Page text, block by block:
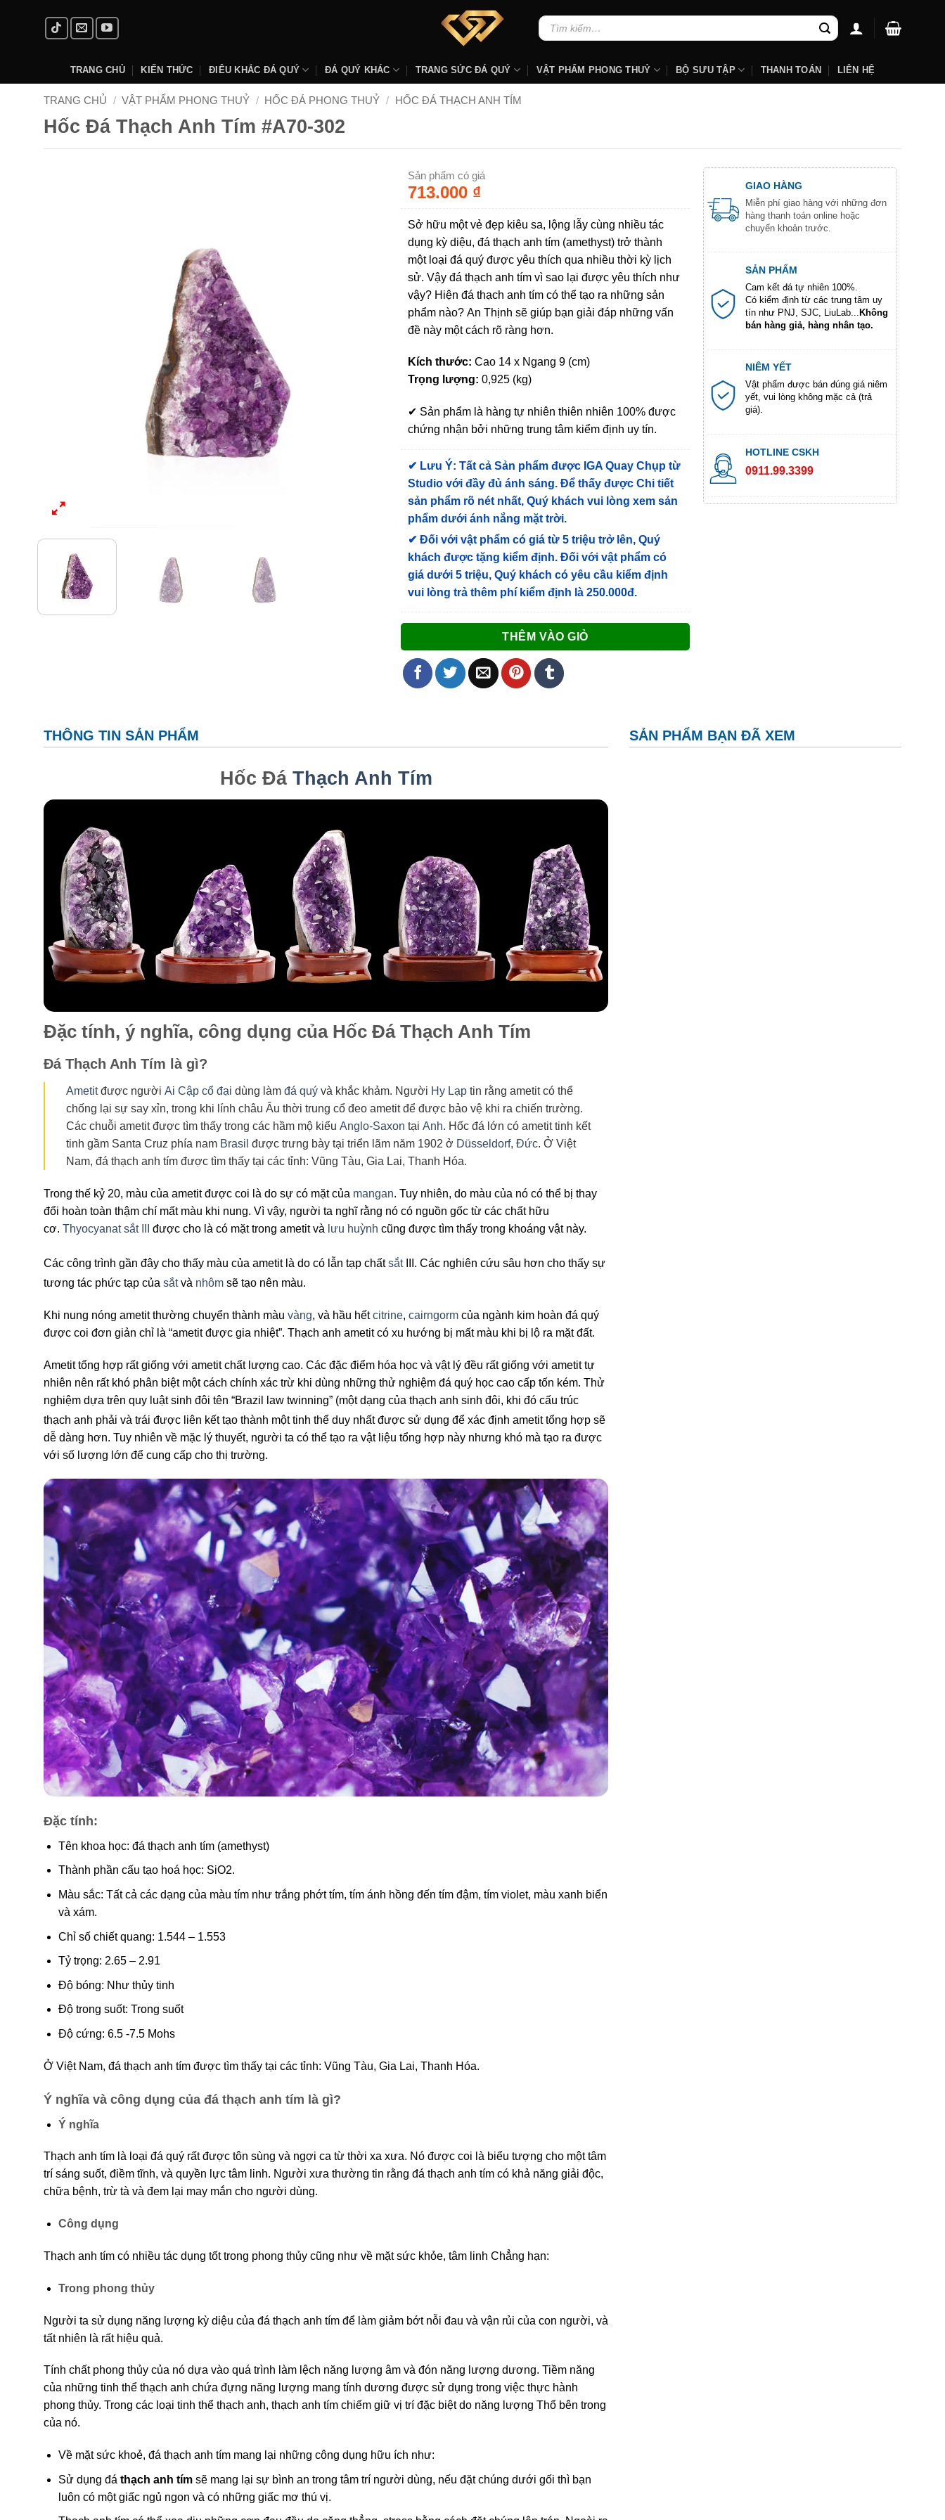
Tìm
kiếm:
TRANG CHỦ KIẾN THỨC ĐIÊU KHẮC ĐÁ QUÝ ĐÁ QUÝ KHÁC TRANG SỨC ĐÁ QUÝ VẬT PHẨM PHONG THUỶ BỘ SƯU TẬP THANH TOÁN LIÊN HỆ
TRANG CHỦ / VẬT PHẨM PHONG THUỶ / HỐC ĐÁ PHONG THUỶ / HỐC ĐÁ THẠCH ANH TÍM
Hốc Đá Thạch Anh Tím #A70-302
Sản phẩm có giá
713.000 ₫
Sở hữu một vẻ đẹp kiêu sa, lộng lẫy cùng nhiều tác
dụng kỳ diệu, đá thạch anh tím (amethyst) trở thành
một loại đá quý được yêu thích qua nhiều thời kỳ lịch
sử. Vậy đá thạch anh tím vì sao lại được yêu thích như
vậy? Hiện đá thạch anh tím có thể tạo ra những sản
phẩm nào? An Thịnh sẽ giúp bạn giải đáp những vấn
đề này một cách rõ ràng hơn.
Kích thước:Cao 14 x Ngang 9 (cm)
Trọng lượng: 0,925 (kg)
✔ Sản phẩm là hàng tự nhiên thiên nhiên 100% được
chứng nhận bởi những trung tâm kiểm định uy tín.
✔ Lưu Ý: Tất cả Sản phẩm được IGA Quay Chụp từ
Studio với đầy đủ ánh sáng. Để thấy được Chi tiết
sản phẩm rõ nét nhất, Quý khách vui lòng xem sản
phẩm dưới ánh nắng mặt trời.
✔Đối với vật phẩm có giá từ 5 triệu trở lên, Quý
khách được tặng kiểm định. Đối với vật phẩm có
giá dưới 5 triệu, Quý khách có yêu cầu kiểm định
vui lòng trả thêm phí kiểm định là 250.000đ.
THÊM VÀO GIỎ
GIAO HÀNG
Miễn phí giao hàng với những đơn
hàng thanh toán online hoặc
chuyển khoản trước.
SẢN PHẨM
Cam kết đá tự nhiên 100%.
Có kiểm định từ các trung tâm uy
tín như PNJ, SJC, LiuLab...
Không
bán hàng giả, hàng nhân tạo.
NIÊM YẾT
Vật phẩm được bán đúng giá niêm
yết, vui lòng không mặc cả (trả
giá).
HOTLINE CSKH
0911.99.3399
THÔNG TIN SẢN PHẨM
Hốc Đá Thạch Anh Tím
Đặc tính, ý nghĩa, công dụng của Hốc Đá Thạch Anh Tím
Đá Thạch Anh Tím là gì?
Ametitđược người Ai Cập cổ đại dùng làm đá quý và khắc khảm. Người Hy Lạp tin rằng ametit có thể
chống lại sự say xỉn, trong khi lính châu Âu thời trung cổ đeo ametit để được bảo vệ khi ra chiến trường.
Các chuỗi ametit được tìm thấy trong các hầm mộ kiểu Anglo-Saxon tại Anh. Hốc đá lớn có ametit tinh kết
tinh gầm Santa Cruz phía nam Brasil được trưng bày tại triển lãm năm 1902 ở Düsseldorf, Đức. Ở Việt
Nam, đá thạch anh tím được tìm thấy tại các tỉnh: Vũng Tàu, Gia Lai, Thanh Hóa.
Trong thế kỷ 20, màu của ametit được coi là do sự có mặt của mangan. Tuy nhiên, do màu của nó có thể bị thay
đổi hoàn toàn thậm chí mất màu khi nung. Vì vậy, người ta nghĩ rằng nó có nguồn gốc từ các chất hữu
cơ. Thyocyanat sắt III được cho là có mặt trong ametit và lưu huỳnh cũng được tìm thấy trong khoáng vật này.
Các công trình gần đây cho thấy màu của ametit là do có lẫn tạp chấtsắtIII . Các nghiên cứu sâu hơn cho thấy sự
tương tác phức tạp của sắtvà nhôm sẽ tạo nên màu.
Khi nung nóng ametit thường chuyển thành màu vàng, và hầu hếtcitrine, cairngorm của ngành kim hoàn đá quý
được coi đơn giản chỉ là “ametit được gia nhiệt”. Thạch anh ametit có xu hướng bị mất màu khi bị lộ ra mặt đất.
Ametit tổng hợp rất giống với ametit chất lượng cao. Các đặc điểm hóa học và vật lý đều rất giống với ametit tự
nhiên nên rất khó phân biệt một cách chính xác trừ khi dùng những thử nghiệm đá quý học cao cấp tốn kém. Thử
nghiệm dựa trên quy luật sinh đôi tên “Brazil law twinning” (một dạng của thạch anh sinh đôi, khi đó cấu trúc
thạch anh phải và trái được liên kết tạo thành một tinh thể duy nhấtđược sử dụng để xác định ametit tổng hợp sẽ
dễ dàng hơn. Tuy nhiên về mặc lý thuyết, người ta có thể tạo ra vật liệu tổng hợp này nhưng khó mà tạo ra được
với số lượng lớn để cung cấp cho thị trường.
Đặc tính:
Tên khoa học: đá thạch anh tím (amethyst)
Thành phần cấu tạo hoá học: SiO2.
Màu sắc: Tất cả các dạng của màu tím như trắng phớt tím, tím ánh hồng đến tím đậm, tím violet, màu xanh biển
và xám.
Chỉ số chiết quang: 1.544 – 1.553
Tỷ trọng: 2.65 – 2.91
Độ bóng: Như thủy tinh
Độ trong suốt: Trong suốt
Độ cứng: 6.5 -7.5 Mohs
Ở Việt Nam, đá thạch anh tím được tìm thấy tại các tỉnh: Vũng Tàu, Gia Lai, Thanh Hóa.
Ý nghĩa và công dụng của đá thạch anh tím là gì?
Ý nghĩa
Thạch anh tím là loại đá quý rất được tôn sùng và ngợi ca từ thời xa xưa. Nó được coi là biểu tượng cho một tâm
trí sáng suốt, điềm tĩnh, và quyền lực tâm linh. Người xưa thường tin rằng đá thạch anh tím có khả năng giải độc,
chữa bệnh, trừ tà và đem lại may mắn cho người dùng.
Công dụng
Thạch anh tím có nhiều tác dụng tốt trong phong thủy cũng như về mặt sức khỏe, tâm linh Chẳng hạn:
Trong phong thủy
Người ta sử dụng năng lượng kỳ diệu của đá thạch anh tím để làm giảm bớt nỗi đau và vận rủi của con người, và
tất nhiên là rất hiệu quả.
Tính chất phong thủy của nó dựa vào quá trình làm lệch năng lượng âm và đón năng lượng dương. Tiềm năng
của những tinh thể thạch anh chứa đựng năng lượng mang tính dương được sử dụng trong việc thực hành
phong thủy. Trong các loại tinh thể thạch anh, thạch anh tím chiếm giữ vị trí đặc biệt do năng lượng Thổ bên trong
của nó.
Về mặt sức khoẻ, đá thạch anh tím mang lại những công dụng hữu ích như:
Sử dụng đá thạch anh tímsẽ mang lại sự bình an trong tâm trí người dùng, nếu đặt chúng dưới gối thì bạn
luôn có một giấc ngủ ngon và có những giấc mơ thú vị.
SẢN PHẨM BẠN ĐÃ XEM